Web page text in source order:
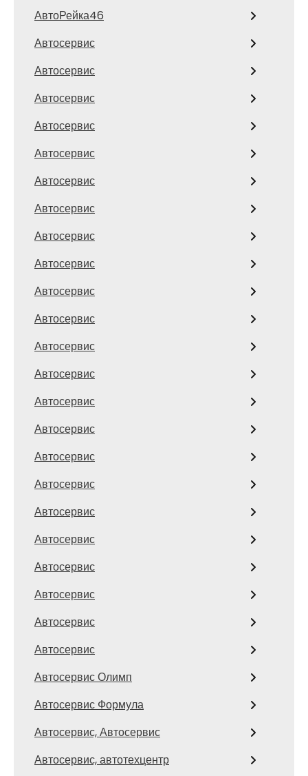
АвтоРейка46
Автосервис
Автосервис
Автосервис
Автосервис
Автосервис
Автосервис
Автосервис
Автосервис
Автосервис
Автосервис
Автосервис
Автосервис
Автосервис
Автосервис
Автосервис
Автосервис
Автосервис
Автосервис
Автосервис
Автосервис
Автосервис
Автосервис
Автосервис
Автосервис Олимп
Автосервис Формула
Автосервис, Автосервис
Автосервис, автотехцентр